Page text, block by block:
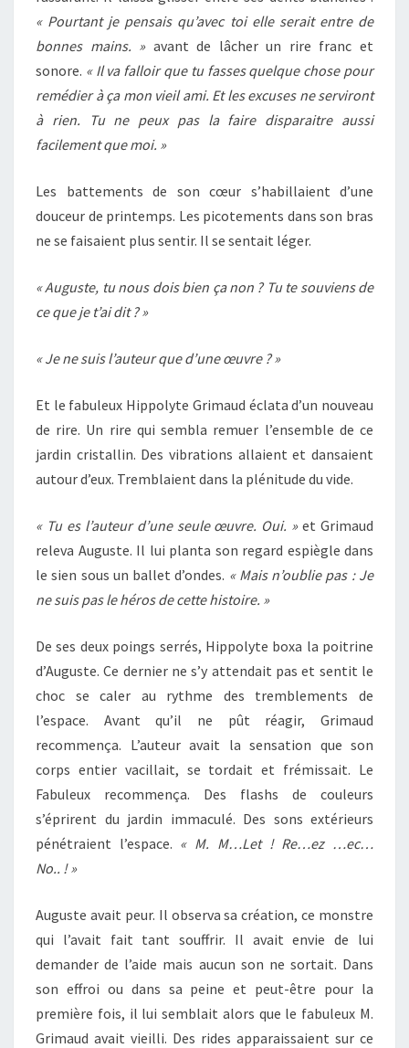
« Pourtant je pensais qu’avec toi elle serait entre de
bonnes mains. » avant de lâcher un rire franc et
sonore. « Il va falloir que tu fasses quelque chose pour
remédier à ça mon vieil ami. Et les excuses ne serviront
à rien. Tu ne peux pas la faire disparaitre aussi
facilement que moi. »
Les battements de son cœur s’habillaient d’une
douceur de printemps. Les picotements dans son bras
ne se faisaient plus sentir. Il se sentait léger.
« Auguste, tu nous dois bien ça non ? Tu te souviens de
ce que je t’ai dit ? »
« Je ne suis l’auteur que d’une œuvre ? »
Et le fabuleux Hippolyte Grimaud éclata d’un nouveau
de rire. Un rire qui sembla remuer l’ensemble de ce
jardin cristallin. Des vibrations allaient et dansaient
autour d’eux. Tremblaient dans la plénitude du vide.
« Tu es l’auteur d’une seule œuvre. Oui. »et Grimaud
releva Auguste. Il lui planta son regard espiègle dans
le sien sous un ballet d’ondes. « Mais n’oublie pas : Je
ne suis pas le héros de cette histoire. »
De ses deux poings serrés, Hippolyte boxa la poitrine
d’Auguste. Ce dernier ne s’y attendait pas et sentit le
choc se caler au rythme des tremblements de
l’espace. Avant qu’il ne pût réagir, Grimaud
recommença. L’auteur avait la sensation que son
corps entier vacillait, se tordait et frémissait. Le
Fabuleux recommença. Des flashs de couleurs
s’éprirent du jardin immaculé. Des sons extérieurs
pénétraient l’espace. « M. M…Let ! Re…ez …ec…
No.. ! »
Auguste avait peur. Il observa sa création, ce monstre
qui l’avait fait tant souffrir. Il avait envie de lui
demander de l’aide mais aucun son ne sortait. Dans
son effroi ou dans sa peine et peut-être pour la
première fois, il lui semblait alors que le fabuleux M.
Grimaud avait vieilli. Des rides apparaissaient sur ce